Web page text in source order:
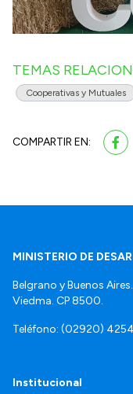
TEMAS
Cooperativas y Mutuales
COMPARTIR EN:
MINISTERIO DE
Belgrano y Buenos Aires.
Viedma. CP 8500.
Teléfono: (02920)
Institucional